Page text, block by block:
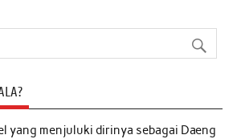
yang menjuluki dirinya sebagai Daeng